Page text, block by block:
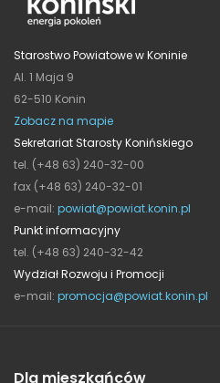
Starostwo Powiatowe w Koninie
Al. 1 Maja 9
62-510 Konin
Zobacz na mapie
Sekretariat Starosty Konińskiego
tel. (+48 63) 240-32-00
fax (+48 63) 240-32-01
e-mail: powiat@powiat.konin.pl
Punkt informacyjny
tel. (+48 63) 240-32-42
Wydział Rozwoju i Promocji
e-mail: promocja@powiat.konin.pl
Dla mieszkańców